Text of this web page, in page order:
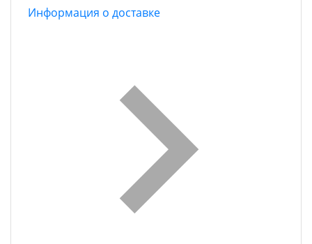
Информация о доставке